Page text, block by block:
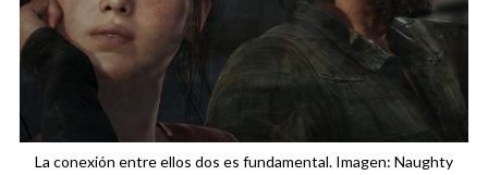
La conexión entre ellos dos es fundamental. Imagen: Naughty